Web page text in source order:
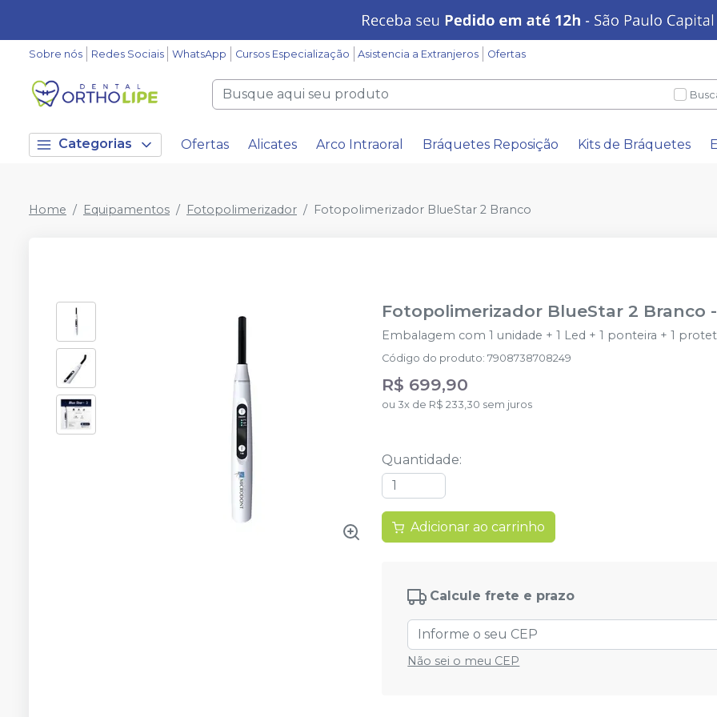
Sobre nós Redes Sociais WhatsApp Cursos Especialização Asistencia a Extranjeros Ofertas
Categorias Ofertas Alicates Arco Intraoral Bráquetes Reposição Kits de Bráquetes
Home Equipamentos Fotopolimerizador Fotopolimerizador BlueStar 2 Branco
Fotopolimerizador BlueStar 2 Branco -
Embalagem com 1 unidade + 1 Led + 1 ponteira + 1
Código do produto:7908738708249
R$ 699,90
ou 3x de R$ 233,30 sem juros
Quantidade:
Adicionar ao carrinho
Calcule frete e prazo
Não sei o meu CEP